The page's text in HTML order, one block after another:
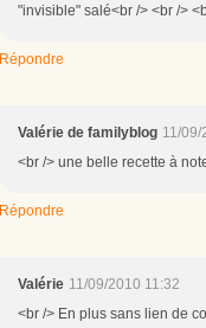
"invisible" salé<br /> <br />
Répondre
Valérie de familyblog 11/09/
<br /> une belle recette à
Répondre
Valérie 11/09/2010 11:32
<br /> En plus sans lien de